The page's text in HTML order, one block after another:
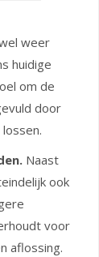
weer
huidige
om de
door
Naast
ook
voor
aflossing.